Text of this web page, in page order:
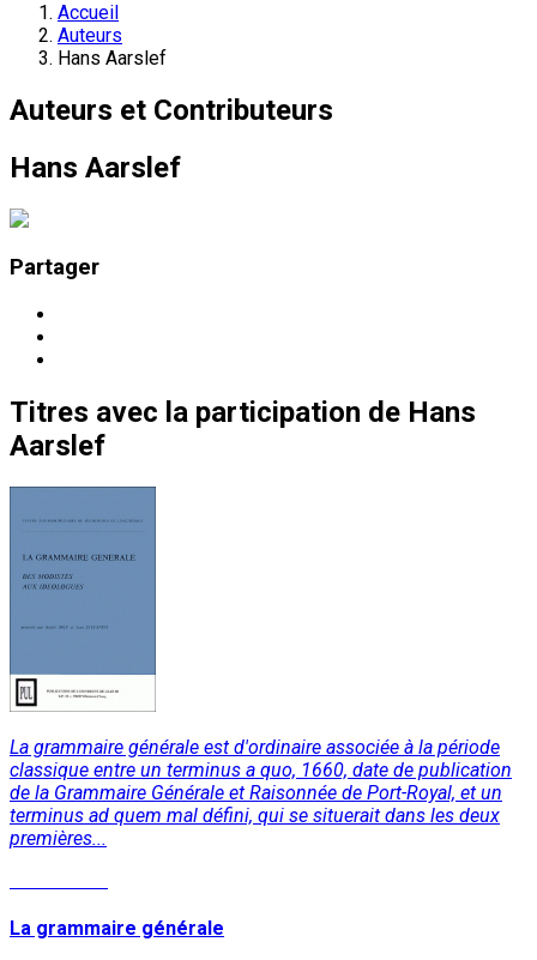
Accueil
Auteurs
Hans Aarslef
Auteurs et Contributeurs
Hans Aarslef
Partager
Titres avec la participation de Hans
Aarslef
La grammaire générale est d'ordinaire associée à la période
classique entre un terminus a quo, 1660, date de publication
de la Grammaire Générale et Raisonnée de Port-Royal, et un
terminus ad quem mal défini, qui se situerait dans les deux
premières...
La grammaire générale